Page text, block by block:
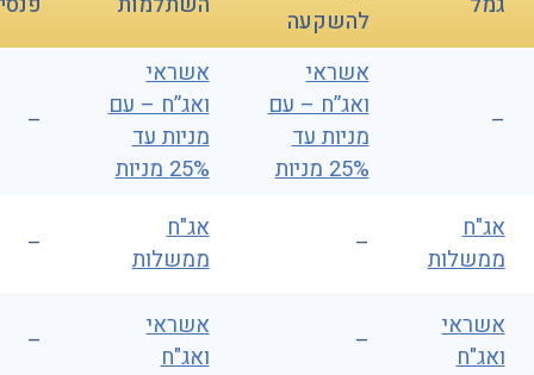
להשקעה
–
אשראי
ואג”ח – עם
מניות עד
25% מניות
אשראי
ואג”ח – עם
מניות עד
25% מניות
–
אג"ח
ממשלות
–
אג"ח
ממשלות
–
אשראי
ואג"ח
–
אשראי
ואג"ח
–